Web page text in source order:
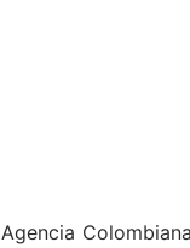
Agencia